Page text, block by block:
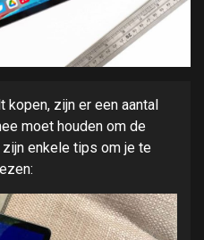
zijn er een aantal
moet houden om de
enkele tips om je te